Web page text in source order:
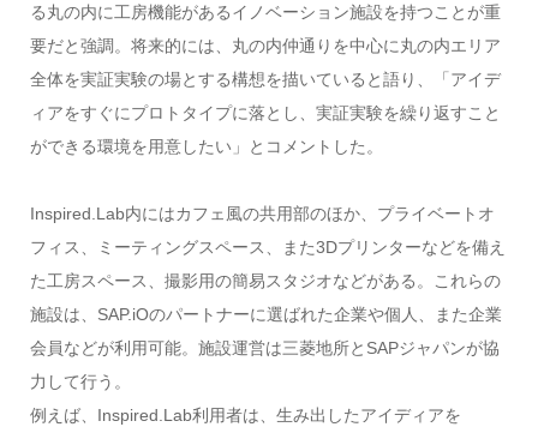
る丸の内に工房機能があるイノベーション施設を持つことが重
要だと強調。将来的には、丸の内仲通りを中心に丸の内エリア
全体を実証実験の場とする構想を描いていると語り、「アイデ
ィアをすぐにプロトタイプに落とし、実証実験を繰り返すこと
ができる環境を用意したい」とコメントした。
Inspired.Lab内にはカフェ風の共用部のほか、プライベートオ
フィス、ミーティングスペース、また3Dプリンターなどを備え
た工房スペース、撮影用の簡易スタジオなどがある。これらの
施設は、SAP.iOのパートナーに選ばれた企業や個人、また企業
会員などが利用可能。施設運営は三菱地所とSAPジャパンが協
力して行う。
例えば、Inspired.Lab利用者は、生み出したアイディアを